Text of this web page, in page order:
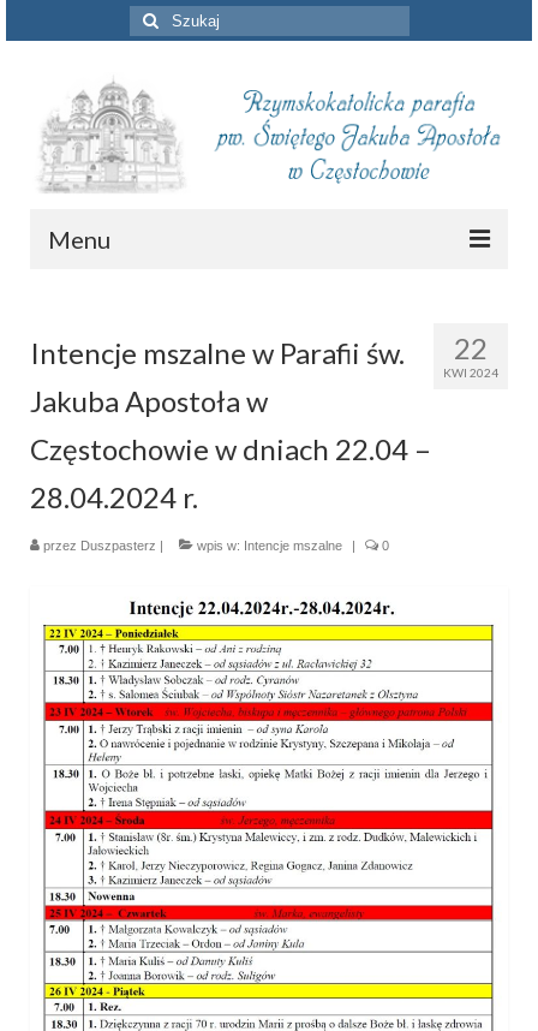
Szuklaj
w:
Menu
Intencje mszalne
Informacje duszpasterskie
Piszą o nas
Remont kościoła
Parafia
Historia
Duszpasterze
Nasz patron
Kościół Rektoracki
Vademecum
Wspólnoty parafialne
Katecheza parafialna
Niezbędnik Katolika
Kaplica Adoracji
22
KWI 2024
Intencje mszalne w Parafii św.
Jakuba Apostoła w
Częstochowie w dniach 22.04 –
28.04.2024 r.
przez Duszpasterz wpis w: Intencje mszalne 0